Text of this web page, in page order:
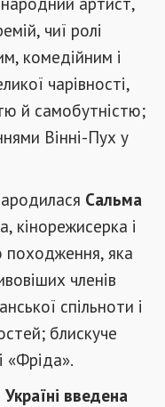
чиї ролі
комедійним і
чарівності,
й самобутністю;
Вінні-Пух у
Сальма
кінорежисерка і
походження, яка
членів
спільноти і
блискуче
«Фріда».
Україні введена